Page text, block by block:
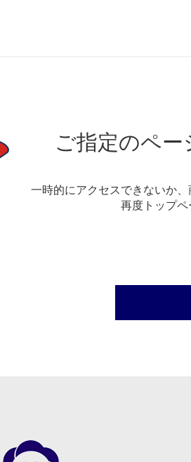
ご指定のペ
一時的にアクセスできないか
再度トップ